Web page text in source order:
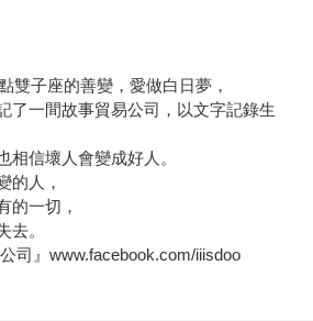
雙子座的善變，愛做白日夢，
了一間故事貿易公司，以文字記錄生
相信壞人會變成好人。
的人，
的一切，
去。
司』www.facebook.com/iiisdoo